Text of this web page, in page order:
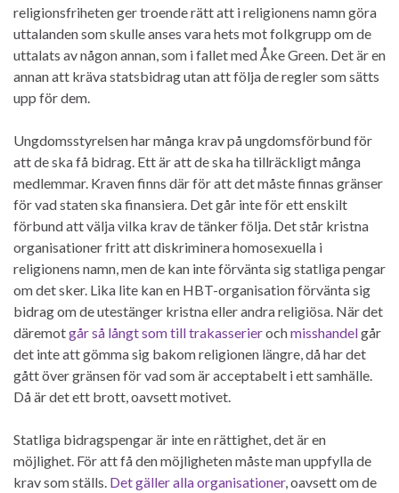
religionsfriheten ger troende rätt att i religionens namn göra
uttalanden som skulle anses vara hets mot folkgrupp om de
uttalats av någon annan, som i fallet med Åke Green. Det är en
annan att kräva statsbidrag utan att följa de regler som sätts
upp för dem.
Ungdomsstyrelsen har många krav på ungdomsförbund för
att de ska få bidrag. Ett är att de ska ha tillräckligt många
medlemmar. Kraven finns där för att det måste finnas gränser
för vad staten ska finansiera. Det går inte för ett enskilt
förbund att välja vilka krav de tänker följa. Det står kristna
organisationer fritt att diskriminera homosexuella i
religionens namn, men de kan inte förvänta sig statliga pengar
om det sker. Lika lite kan en HBT-organisation förvänta sig
bidrag om de utestänger kristna eller andra religiösa. När det
däremotgår så långt som till trakasserierochmisshandelgår
det inte att gömma sig bakom religionen längre, då har det
gått över gränsen för vad som är acceptabelt i ett samhälle.
Då är det ett brott, oavsett motivet.
Statliga bidragspengar är inte en rättighet, det är en
möjlighet. För att få den möjligheten måste man uppfylla de
krav som ställs. Det gäller alla organisationer, oavsett om de